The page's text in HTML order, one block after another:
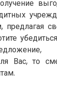
Вас, то